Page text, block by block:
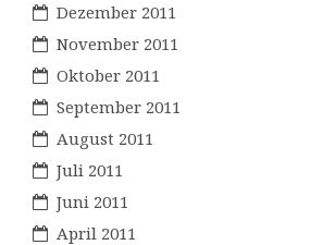
Dezember 2011
November 2011
Oktober 2011
September 2011
August 2011
Juli 2011
Juni 2011
April 2011